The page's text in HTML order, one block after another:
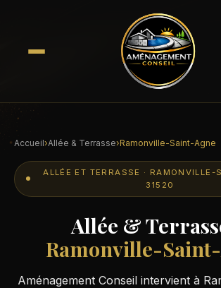
Accueil›Allée & Terrasse›Ramonville-Saint-Agne
ALLÉE ET TERRASSE · RAMONVILLE-
31520
Allée &
Ramonville-
Aménagement Conseil intervient à